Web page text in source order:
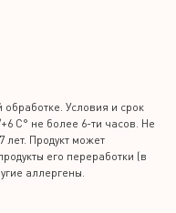
Условия и срок
С° не более 6-ти часов. Не
лет. Продукт может
его переработки (в
аллергены.